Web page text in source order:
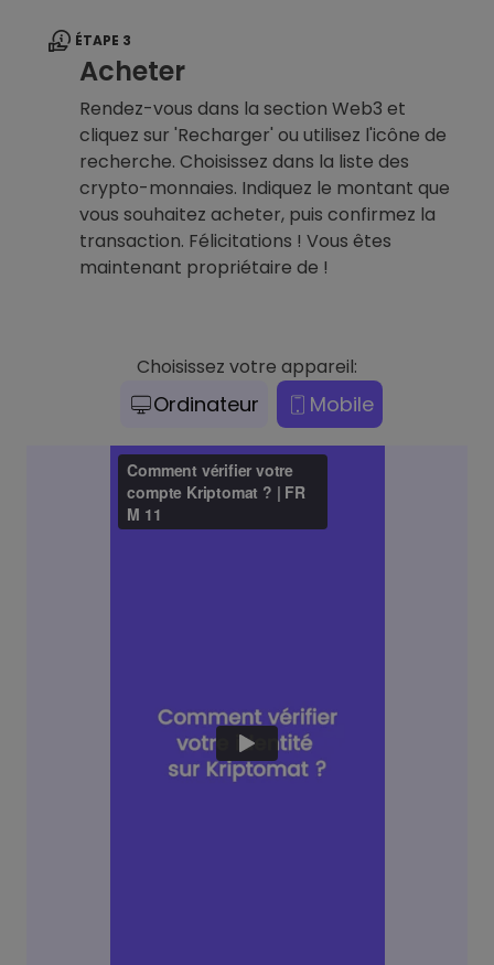
ÉTAPE 3
Acheter
Rendez-vous dans la section Web3 et
cliquez sur 'Recharger' ou utilisez l'icône de
recherche. Choisissez dans la liste des
crypto-monnaies. Indiquez le montant que
vous souhaitez acheter, puis confirmez la
transaction. Félicitations ! Vous êtes
maintenant propriétaire de !
Choisissez votre appareil:
Ordinateur Mobile